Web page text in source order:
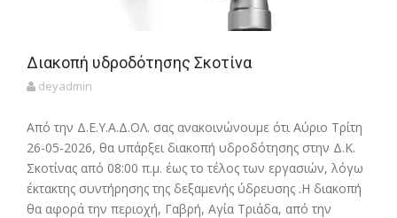
Διακοπή υδροδότησης Σκοτίνα
deyadmin
Από την Δ.Ε.Υ.Α.Δ.ΟΛ. σας ανακοινώνουμε ότι Αύριο Τρίτη
26-05-2026, θα υπάρξει διακοπή υδροδότησης στην Δ.Κ.
Σκοτίνας από 08:00 π.μ. έως το τέλος των εργασιών, λόγω
έκτακτης συντήρησης της δεξαμενής ύδρευσης .Η διακοπή
θα αφορά την περιοχή, Γαβρή, Αγία Τριάδα, από την